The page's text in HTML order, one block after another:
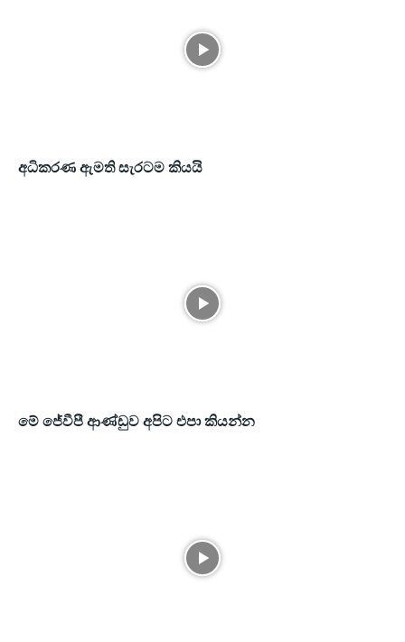
අධිකරණ ඇමති සැරටම කියයි
මේ ජේවීපී ආණ්ඩුව අපිට එපා කියන්න